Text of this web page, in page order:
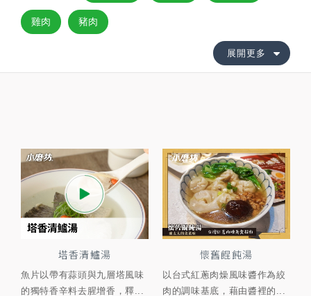
雞肉 豬肉
展開更多
塔香清鱸湯
魚片以帶有蒜頭與九層塔風味
的獨特香辛料去腥增香，釋...
懷舊餛飩湯
以台式紅蔥肉燥風味醬作為絞
肉的調味基底，藉由醬裡的...